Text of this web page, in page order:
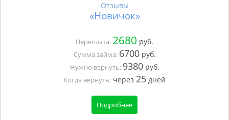
Отзывы
«Новичок»
Переплата: 2680 руб.
Сумма займа: 6700руб.
Нужно вернуть: 9380руб.
Когда вернуть: через 25 дней
Подробнее